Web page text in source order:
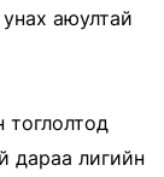
аюултай
дараа лигийн